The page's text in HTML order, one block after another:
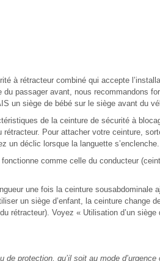
à rétracteur combiné qui accepte
passager avant, nous recommandons
un siège de bébé sur le siège avant du
de la ceinture de sécurité à
Pour attacher votre ceinture,
un déclic lorsque la languette s’enclenche.
comme celle du conducteur
une fois la ceinture sousabdominale
un siège d’enfant, la ceinture change
rétracteur). Voyez « Utilisation d’un siège
protection, qu’il soit au mode d’urgence